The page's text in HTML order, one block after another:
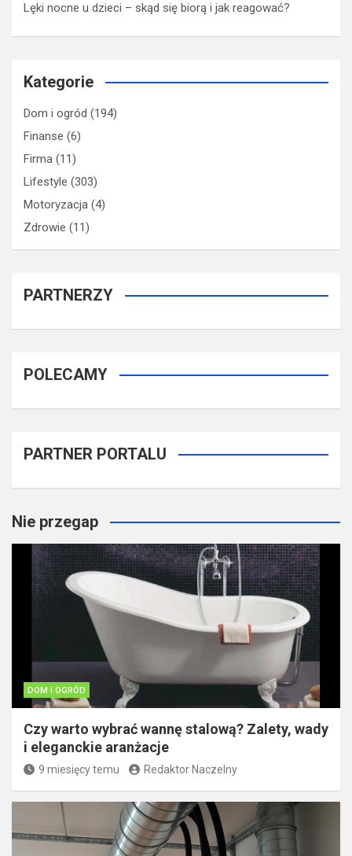
Lęki nocne u dzieci – skąd się biorą i jak reagować?
Kategorie
Dom i ogród (194)
Finanse (6)
Firma (11)
Lifestyle (303)
Motoryzacja (4)
Zdrowie (11)
PARTNERZY
POLECAMY
PARTNER PORTALU
Nie przegap
DOM I OGRÓD
Czy warto wybrać wannę stalową? Zalety, wady
i eleganckie aranżacje
9 miesięcy temu Redaktor Naczelny